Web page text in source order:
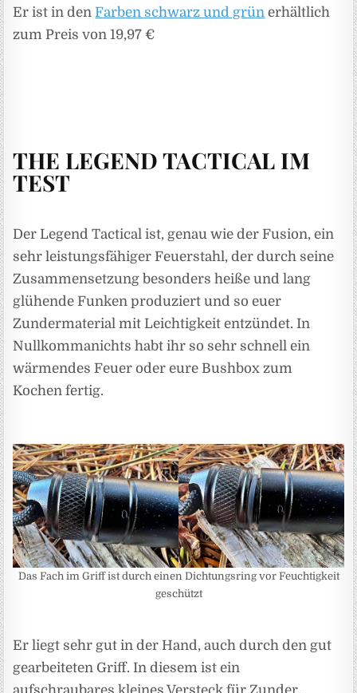
Er ist in denFarben schwarz und grün erhältlich
zum Preis von 19,97 €
THE LEGEND TACTICAL IM
TEST
Der Legend Tactical ist, genau wie der Fusion, ein
sehr leistungsfähiger Feuerstahl, der durch seine
Zusammensetzung besonders heiße und lang
glühende Funken produziert und so euer
Zundermaterial mit Leichtigkeit entzündet. In
Nullkommanichts habt ihr so sehr schnell ein
wärmendes Feuer oder eure Bushbox zum
Kochen fertig.
Das Fach im Griff ist durch einen Dichtungsring vor Feuchtigkeit
geschützt
Er liegt sehr gut in der Hand, auch durch den gut
gearbeiteten Griff. In diesem ist ein